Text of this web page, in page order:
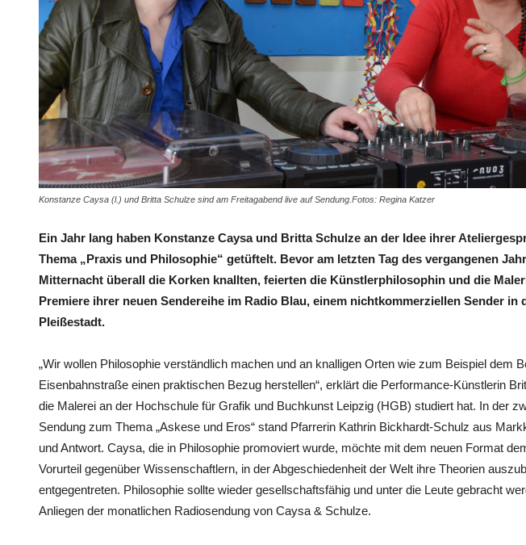
Konstanze Caysa (l.) und Britta Schulze sind am Freitagabend live auf Sendung.Fotos: Regina Katzer
Ein Jahr lang haben Konstanze Caysa und Britta Schulze an der Idee ihrer
Thema „Praxis und Philosophie“ getüftelt. Bevor am letzten Tag des vergangenen
Mitternacht überall die Korken knallten, feierten die Künstlerphilosophin und die
Premiere ihrer neuen Sendereihe im Radio Blau, einem nichtkommerziellen Sender in
Pleißestadt.
„Wir wollen Philosophie verständlich machen und an knalligen Orten wie zum Beispiel dem
Eisenbahnstraße einen praktischen Bezug herstellen“, erklärt die Performance-Künstlerin
die Malerei an der Hochschule für Grafik und Buchkunst Leipzig (HGB) studiert hat. In der
Sendung zum Thema „Askese und Eros“ stand Pfarrerin Kathrin Bickhardt-Schulz aus
und Antwort. Caysa, die in Philosophie promoviert wurde, möchte mit dem neuen Format
Vorurteil gegenüber Wissenschaftlern, in der Abgeschiedenheit der Welt ihre Theorien
entgegentreten. Philosophie sollte wieder gesellschaftsfähig und unter die Leute gebracht
Anliegen der monatlichen Radiosendung von Caysa & Schulze.